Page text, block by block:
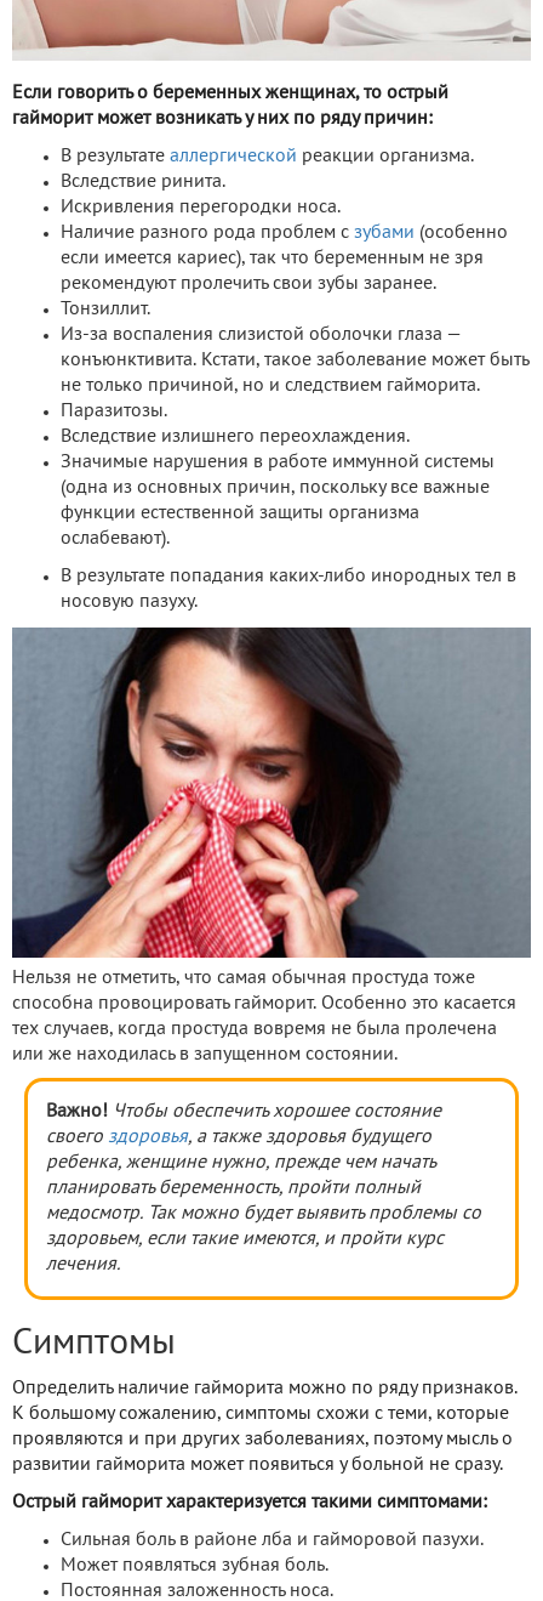
Если говорить о беременных женщинах, то острый
гайморит может возникать у них по ряду причин:
В результате аллергической реакции организма.
Вследствие ринита.
Искривления перегородки носа.
Наличие разного рода проблем с зубами (особенно
если имеется кариес), так что беременным не зря
рекомендуют пролечить свои зубы заранее.
Тонзиллит.
Из-за воспаления слизистой оболочки глаза —
конъюнктивита. Кстати, такое заболевание может быть
не только причиной, но и следствием гайморита.
Паразитозы.
Вследствие излишнего переохлаждения.
Значимые нарушения в работе иммунной системы
(одна из основных причин, поскольку все важные
функции естественной защиты организма
ослабевают).
В результате попадания каких-либо инородных тел в
носовую пазуху.
Нельзя не отметить, что самая обычная простуда тоже
способна провоцировать гайморит. Особенно это касается
тех случаев, когда простуда вовремя не была пролечена
или же находилась в запущенном состоянии.
Важно! Чтобы обеспечить хорошее состояние
своего здоровья, а также здоровья будущего
ребенка, женщине нужно, прежде чем начать
планировать беременность, пройти полный
медосмотр. Так можно будет выявить проблемы со
здоровьем, если такие имеются, и пройти курс
лечения.
Симптомы
Определить наличие гайморита можно по ряду признаков.
К большому сожалению, симптомы схожи с теми, которые
проявляются и при других заболеваниях, поэтому мысль о
развитии гайморита может появиться у больной не сразу.
Острый гайморит характеризуется такими симптомами:
Сильная боль в районе лба и гайморовой пазухи.
Может появляться зубная боль.
Постоянная заложенность носа.